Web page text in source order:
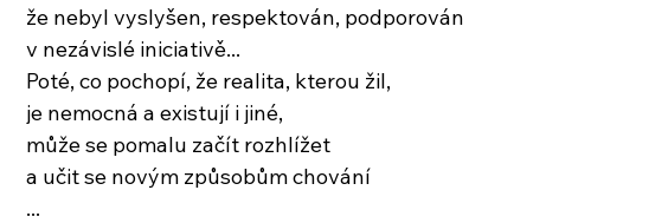
že nebyl vyslyšen, respektován, podporován
v nezávislé iniciativě...
Poté, co pochopí, že realita, kterou žil,
je nemocná a existují i jiné,
může se pomalu začít rozhlížet
a učit se novým způsobům chování
...